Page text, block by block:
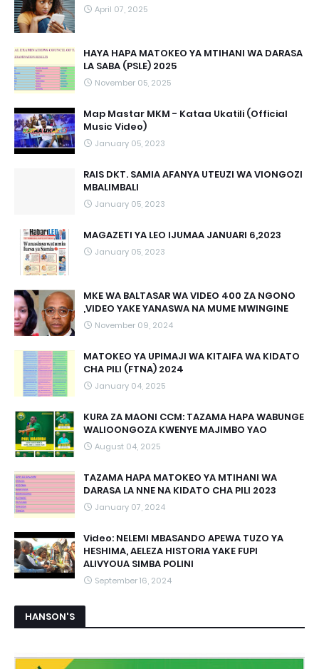
April 07, 2025
HAYA HAPA MATOKEO YA MTIHANI WA DARASA
LA SABA (PSLE) 2025
November 05, 2025
Map Mastar MKM - Kataa Ukatili (Official
Music Video)
January 05, 2023
RAIS DKT. SAMIA AFANYA UTEUZI WA VIONGOZI
MBALIMBALI
January 05, 2023
MAGAZETI YA LEO IJUMAA JANUARI 6,2023
January 05, 2023
MKE WA BALTASAR WA VIDEO 400 ZA NGONO
,VIDEO YAKE YANASWA NA MUME MWINGINE
November 09, 2024
MATOKEO YA UPIMAJI WA KITAIFA WA KIDATO
CHA PILI (FTNA) 2024
January 04, 2025
KURA ZA MAONI CCM: TAZAMA HAPA WABUNGE
WALIOONGOZA KWENYE MAJIMBO YAO
August 04, 2025
TAZAMA HAPA MATOKEO YA MTIHANI WA
DARASA LA NNE NA KIDATO CHA PILI 2023
January 07, 2024
Video: NELEMI MBASANDO APEWA TUZO YA
HESHIMA, AELEZA HISTORIA YAKE FUPI
ALIVYOUA SIMBA POLINI
September 16, 2024
HANSON'S